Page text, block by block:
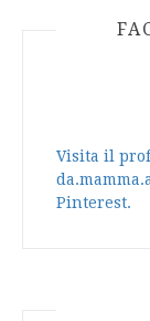
Visita il
Pinterest.